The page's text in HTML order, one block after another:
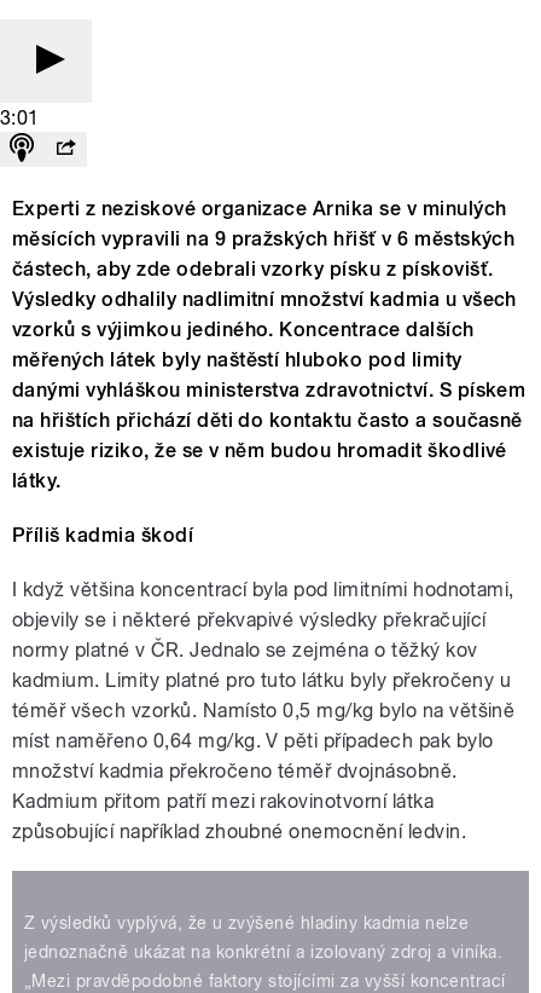
3:01
Experti z neziskové organizace Arnika se v minulých
měsících vypravili na 9 pražských hřišť v 6 městských
částech, aby zde odebrali vzorky písku z pískovišť.
Výsledky odhalily nadlimitní množství kadmia u všech
vzorků s výjimkou jediného. Koncentrace dalších
měřených látek byly naštěstí hluboko pod limity
danými vyhláškou ministerstva zdravotnictví. S pískem
na hřištích přichází děti do kontaktu často a současně
existuje riziko, že se v něm budou hromadit škodlivé
látky.
Příliš kadmia škodí
I když většina koncentrací byla pod limitními hodnotami,
objevily se i některé překvapivé výsledky překračující
normy platné v ČR. Jednalo se zejména o těžký kov
kadmium. Limity platné pro tuto látku byly překročeny u
téměř všech vzorků. Namísto 0,5 mg/kg bylo na většině
míst naměřeno 0,64 mg/kg. V pěti případech pak bylo
množství kadmia překročeno téměř dvojnásobně.
Kadmium přitom patří mezi rakovinotvorní látka
způsobující například zhoubné onemocnění ledvin.
Z výsledků vyplývá, že u zvýšené hladiny kadmia nelze
jednoznačně ukázat na konkrétní a izolovaný zdroj a viníka.
„Mezi pravděpodobné faktory stojícími za vyšší koncentrací